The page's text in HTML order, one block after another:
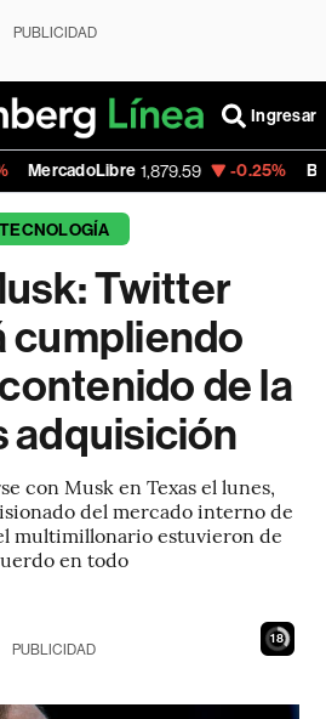
PUBLICIDAD
Ingresar
1,879.59 -0.25% Banco de
TECNOLOGÍA
Twitter
cumpliendo
de la
adquisición
con Musk en Texas el lunes,
del mercado interno de
multimillonario estuvieron de
en todo
17
PUBLICIDAD